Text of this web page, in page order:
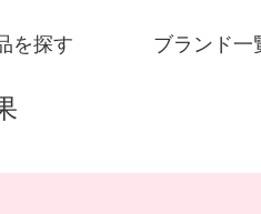
を探す ブランド一